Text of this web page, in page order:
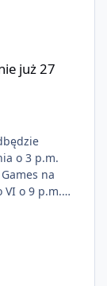
już 27
o 3 p.m.
na
VI o 9 p.m.
Theft
5